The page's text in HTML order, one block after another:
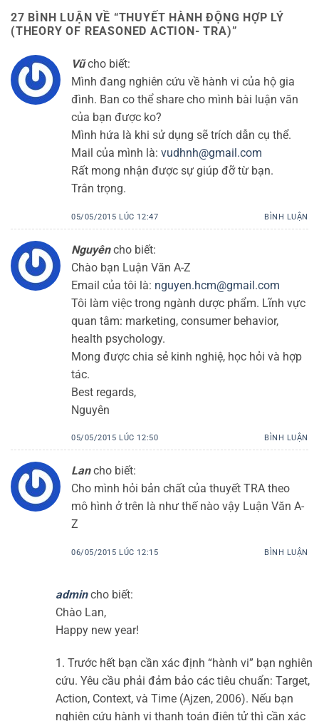
27 BÌNH LUẬN VỀ “THUYẾT HÀNH ĐỘNG HỢP LÝ
(THEORY OF REASONED ACTION- TRA)”
Vũ cho biết:
Mình đang nghiên cứu về hành vi của hộ gia
đình. Ban co thể share cho mình bài luận văn
của bạn được ko?
Mình hứa là khi sử dụng sẽ trích dẫn cụ thể.
Mail của mình là: vudhnh@gmail.com
Rất mong nhận được sự giúp đỡ từ bạn.
Trân trọng.
05/05/2015 LÚC 12:47 BÌNH LUẬN
Nguyên cho biết:
Chào bạn Luận Văn A-Z
Email của tôi là: nguyen.hcm@gmail.com
Tôi làm việc trong ngành dược phẩm. Lĩnh vực
quan tâm: marketing, consumer behavior,
health psychology.
Mong được chia sẻ kinh nghiệ, học hỏi và hợp
tác.
Best regards,
Nguyên
05/05/2015 LÚC 12:50 BÌNH LUẬN
Lan cho biết:
Cho mình hỏi bản chất của thuyết TRA theo
mô hình ở trên là như thế nào vậy Luận Văn A-
Z
06/05/2015 LÚC 12:15 BÌNH LUẬN
admin cho biết:
Chào Lan,
Happy new year!
1. Trước hết bạn cần xác định “hành vi” bạn nghiên
cứu. Yêu cầu phải đảm bảo các tiêu chuẩn: Target,
Action, Context, và Time (Ajzen, 2006). Nếu bạn
nghiên cứu hành vi thanh toán điện tử thì cần xác